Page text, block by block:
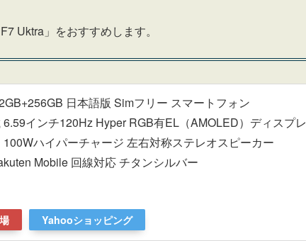
Uktra」をおすすめします。
日本語版 Simフリー スマートフォン
インチ120Hz Hyper RGB有EL（AMOLED）ディスプレ
ハイパーチャージ 左右対称ステレオスピーカー
Mobile 回線対応 チタンシルバー
Yahooショッピング